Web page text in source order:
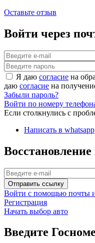
Оставьте отзыв
Войти через
Я даю согласие на
даю согласие на
Забыли пароль?
Войти по номеру
Если столкнулись с
Написать в whatsapp
Отправить ссылку
Войти с помощью почты
Регистрация
Начать выбор авто
Введите